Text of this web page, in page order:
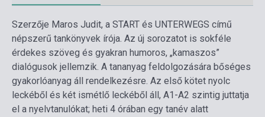
Szerzője Maros Judit, a START és UNTERWEGS című
népszerű tankönyvek írója. Az új sorozatot is sokféle
érdekes szöveg és gyakran humoros, „kamaszos”
dialógusok jellemzik. A tananyag feldolgozására bőséges
gyakorlóanyag áll rendelkezésre. Az első kötet nyolc
leckéből és két ismétlő leckéből áll, A1-A2 szintig juttatja
el a nyelvtanulókat; heti 4 órában egy tanév alatt